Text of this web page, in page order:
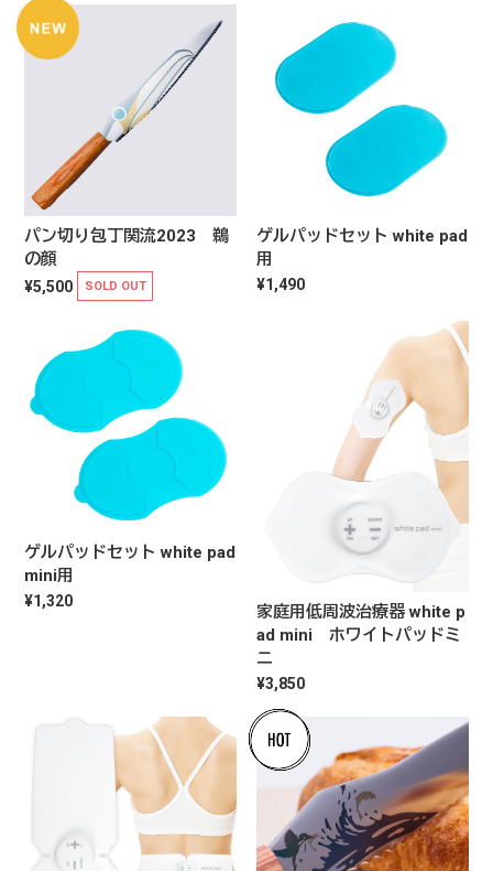
パン切り包丁関流2023 鵜
の顔
¥5,500 SOLD OUT
ゲルパッドセット white pad
用
¥1,490
ゲルパッドセット white pad
mini用
¥1,320
家庭用低周波治療器 white p
ad mini ホワイトパッドミ
ニ
¥3,850